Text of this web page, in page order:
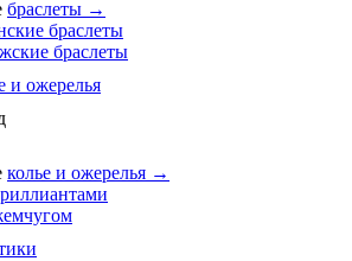
браслеты →
браслеты
браслеты
и ожерелья
колье и ожерелья →